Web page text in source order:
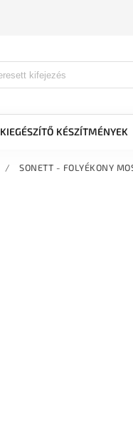
KIEGÉSZÍTŐ KÉSZÍTMÉNYEK
/ SONETT - FOLYÉKONY